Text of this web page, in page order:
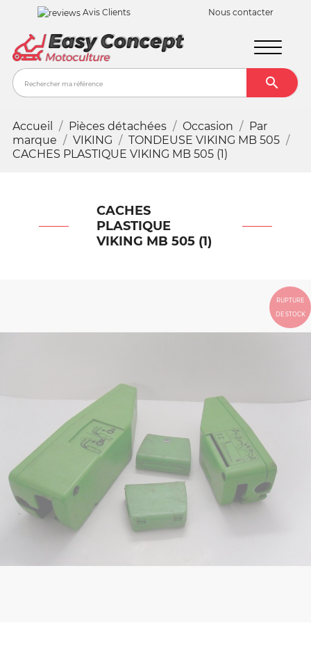
Avis Clients Nous contacter

Accueil Pièces détachées Occasion
Par
marque
VIKING
TONDEUSE VIKING MB 505
CACHES PLASTIQUE VIKING MB 505 (1)
CACHES
PLASTIQUE
VIKING MB 505 (1)
RUPTURE
DE STOCK